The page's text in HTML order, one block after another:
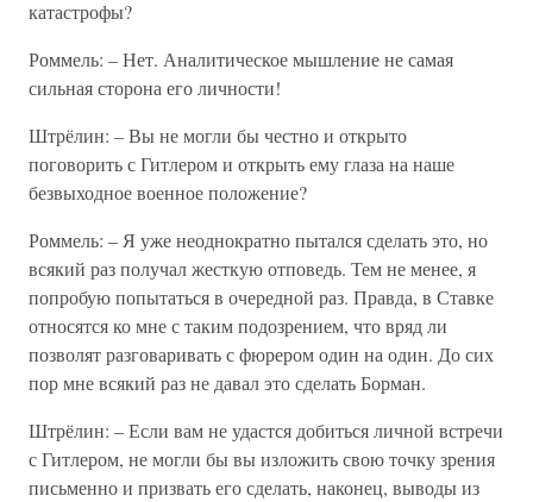
катастрофы?
Роммель: – Нет. Аналитическое мышление не самая
сильная сторона его личности!
Штрёлин: – Вы не могли бы честно и открыто
поговорить с Гитлером и открыть ему глаза на наше
безвыходное военное положение?
Роммель: – Я уже неоднократно пытался сделать это, но
всякий раз получал жесткую отповедь. Тем не менее, я
попробую попытаться в очередной раз. Правда, в Ставке
относятся ко мне с таким подозрением, что вряд ли
позволят разговаривать с фюрером один на один. До сих
пор мне всякий раз не давал это сделать Борман.
Штрёлин: – Если вам не удастся добиться личной встречи
с Гитлером, не могли бы вы изложить свою точку зрения
письменно и призвать его сделать, наконец, выводы из